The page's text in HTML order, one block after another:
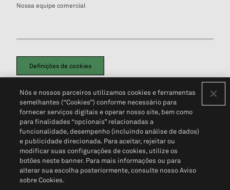
Nossa equipe comercial
Definições de cookies
Política de PrivacidadePortal de privacidade do cliente (em inglês)
Não Venda Minhas Informações Pessoais© 2026 S&P Global
Nós e nossos parceiros utilizamos cookies e ferramentas
semelhantes (“Cookies”) conforme necessário para
fornecer serviços digitais e operar nosso site, bem como
para finalidades “opcionais” relacionadas a
funcionalidade, desempenho (incluindo análise de dados)
e publicidade direcionada. Para aceitar, rejeitar ou
modificar suas configurações de cookies, utilize os
botões neste banner. Para mais informações ou para
alterar sua escolha posteriormente, consulte nosso Aviso
sobre Cookies.